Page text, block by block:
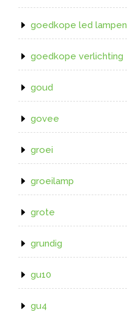
goedkope led lampen
goedkope verlichting
goud
govee
groei
groeilamp
grote
grundig
gu10
gu4